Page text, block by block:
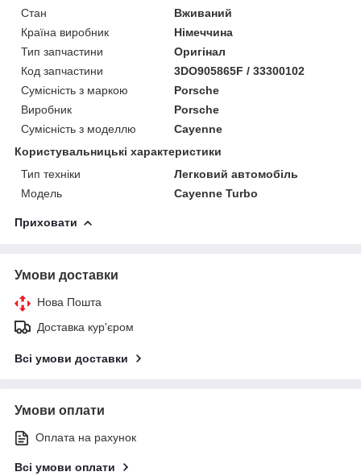
Стан
Вживаний
Країна виробник
Німеччина
Тип запчастини
Оригінал
Код запчастини
3DO905865F / 33300102
Сумісність з маркою
Porsche
Виробник
Porsche
Сумісність з моделлю
Cayenne
Користувальницькі характеристики
Тип техніки
Легковий автомобіль
Модель
Cayenne Turbo
Приховати
Умови доставки
Нова Пошта
Доставка кур'єром
Всі умови доставки
Умови оплати
Оплата на рахунок
Всі умови оплати